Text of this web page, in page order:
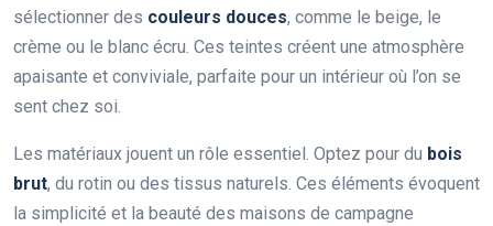
sélectionner des couleurs douces, comme le beige, le
crème ou le blanc écru. Ces teintes créent une atmosphère
apaisante et conviviale, parfaite pour un intérieur où l’on se
sent chez soi.
Les matériaux jouent un rôle essentiel. Optez pour du bois
brut, du rotin ou des tissus naturels. Ces éléments évoquent
la simplicité et la beauté des maisons de campagne